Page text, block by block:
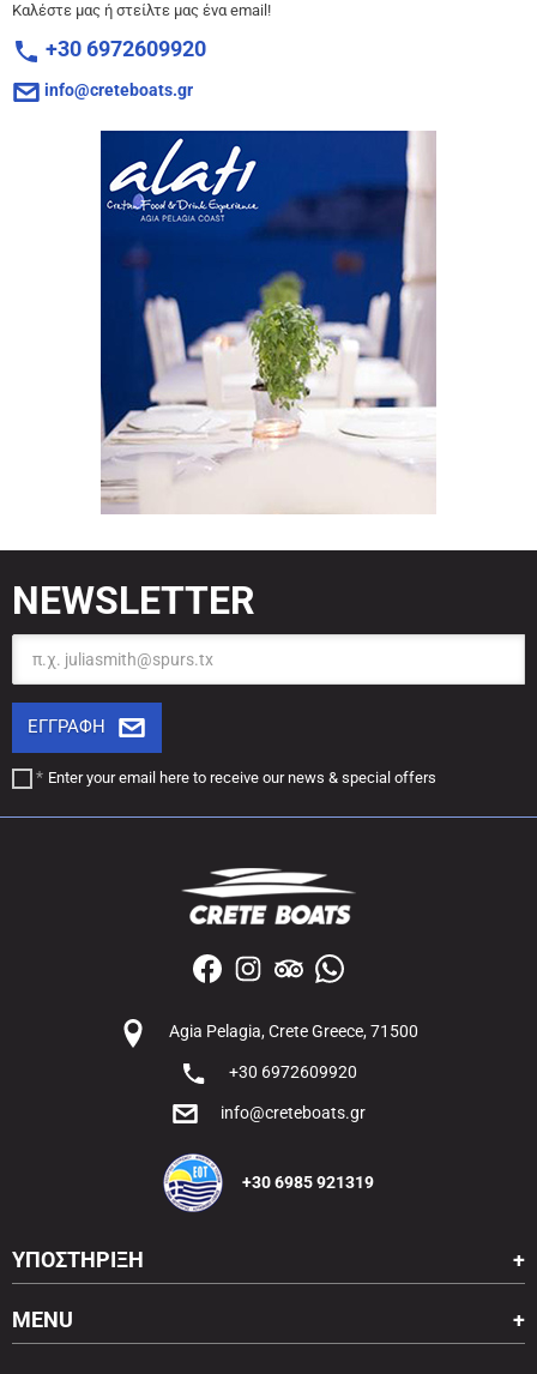
Καλέστε μας ή στείλτε μας ένα email!
+30 6972609920
info@creteboats.gr
NEWSLETTER
ΕΓΓΡΑΦΗ
Enter your email here to receive ournews & special offers
Agia Pelagia, Crete Greece, 71500
+30 6972609920
info@creteboats.gr
+30 6985 921319
ΥΠΟΣΤΗΡΙΞΗ
MENU